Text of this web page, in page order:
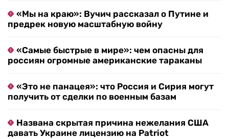
«Мы на краю»: Вучич рассказал о Путине и
предрек новую масштабную войну
«Самые быстрые в мире»: чем опасны для
россиян огромные американские тараканы
«Это не панацея»: что Россия и Сирия могут
получить от сделки по военным базам
Названа скрытая причина нежелания США
давать Украине лицензию на Patriot